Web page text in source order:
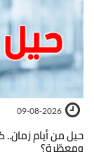
09-08-2026
حيل من أيام